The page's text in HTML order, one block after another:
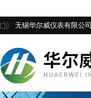
无锡华尔威仪表有限公司